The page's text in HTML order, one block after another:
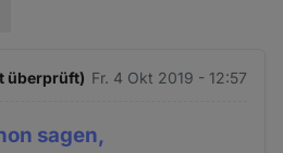
überprüft) Fr. 4 Okt 2019 - 12:57
sagen,